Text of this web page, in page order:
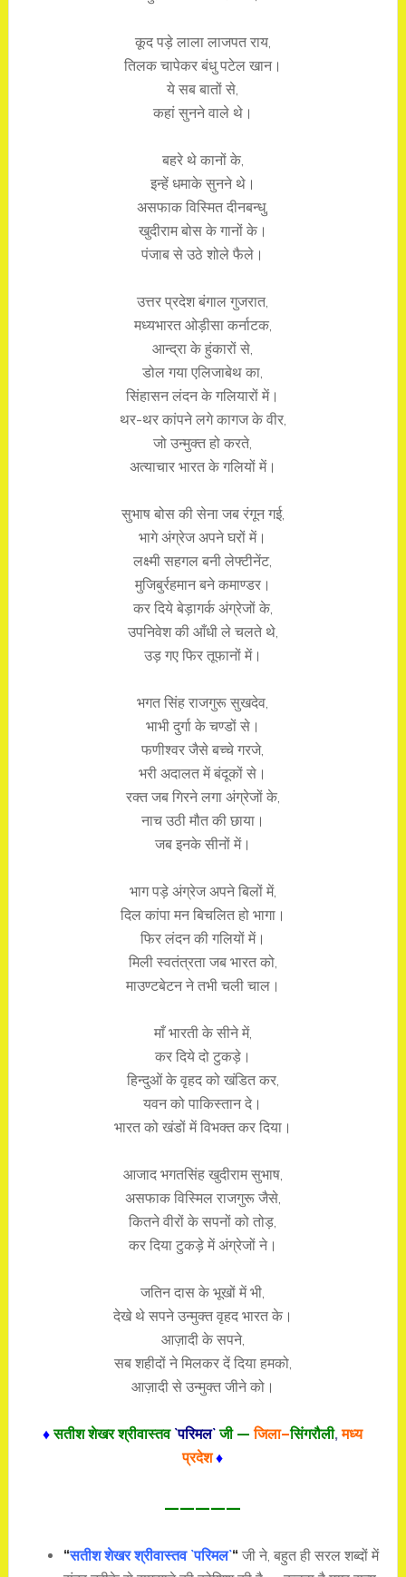
कूद पड़े लाला लाजपत राय,
तिलक चापेकर बंधु पटेल खान।
ये सब बातों से,
कहां सुनने वाले थे।
बहरे थे कानों के,
इन्हें धमाके सुनने थे।
असफाक विस्मित दीनबन्धु,
खुदीराम बोस के गानों के।
पंजाब से उठे शोले फैले।
उत्तर प्रदेश बंगाल गुजरात,
मध्यभारत ओड़ीसा कर्नाटक,
आन्द्रा के हुंकारों से,
डोल गया एलिजाबेथ का,
सिंहासन लंदन के गलियारों में।
थर-थर कांपने लगे कागज के वीर,
जो उन्मुक्त हो करते,
अत्याचार भारत के गलियों में।
सुभाष बोस की सेना जब रंगून गई,
भागे अंग्रेज अपने घरों में।
लक्ष्मी सहगल बनी लेफ्टीनेंट,
मुजिबुर्रहमान बने कमाण्डर।
कर दिये बेड़ागर्क अंग्रेजों के,
उपनिवेश की आँधी ले चलते थे,
उड़ गए फिर तूफानों में।
भगत सिंह राजगुरू सुखदेव,
भाभी दुर्गा के चण्डों से।
फणीश्वर जैसे बच्चे गरजे,
भरी अदालत में बंदूकों से।
रक्त जब गिरने लगा अंग्रेजों के,
नाच उठी मौत की छाया।
जब इनके सीनों में।
भाग पड़े अंग्रेज अपने बिलों में,
दिल कांपा मन बिचलित हो भागा।
फिर लंदन की गलियों में।
मिली स्वतंत्रता जब भारत को,
माउण्टबेटन ने तभी चली चाल।
माँ भारती के सीने में,
कर दिये दो टुकड़े।
हिन्दुओं के वृहद को खंडित कर,
यवन को पाकिस्तान दे।
भारत को खंडों में विभक्त कर दिया।
आजाद भगतसिंह खुदीराम सुभाष,
असफाक विस्मिल राजगुरू जैसे,
कितने वीरों के सपनों को तोड़,
कर दिया टुकड़े में अंग्रेजों ने।
जतिन दास के भूखों में भी,
देखे थे सपने उन्मुक्त वृहद भारत के।
आज़ादी के सपने,
सब शहीदों ने मिलकर दें दिया हमको,
आज़ादी से उन्मुक्त जीने को।
♦सतीश शेखर श्रीवास्तव `परिमल`जी —जिला–सिंगरौली,मध्य
प्रदेश ♦
—————
“सतीश शेखर श्रीवास्तव `परिमल`“जी ने, बहुत ही सरल शब्दों में